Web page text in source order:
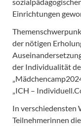
Einrichtungen
der nötigen
der Individualität
„ICH –
In verschiedensten
Teilnehmerinnen